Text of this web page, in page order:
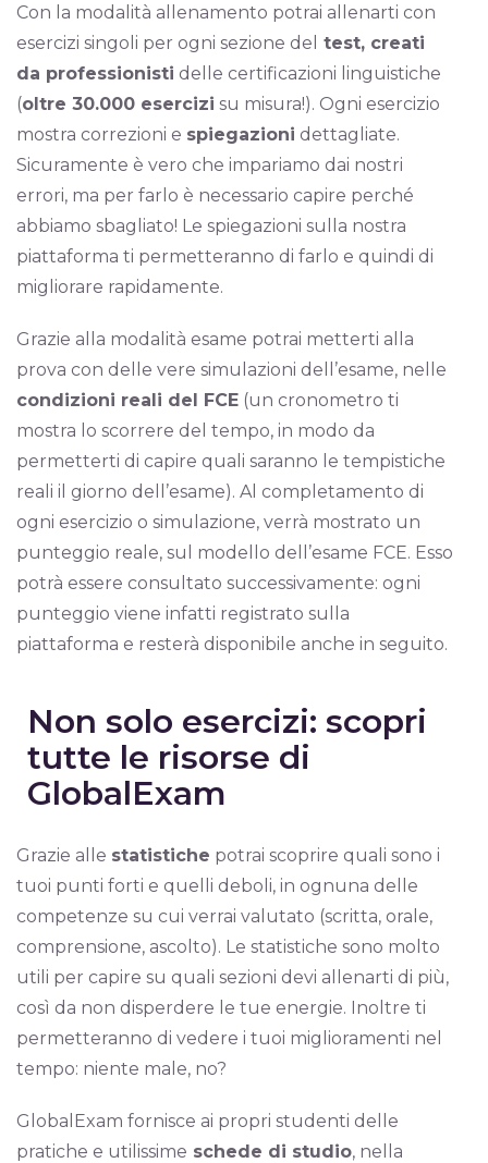
Con la modalità allenamento potrai allenarti con
esercizi singoli per ogni sezione del test, creati
da professionisti delle certificazioni linguistiche
(oltre 30.000 esercizi su misura!). Ogni esercizio
mostra correzioni e spiegazioni dettagliate.
Sicuramente è vero che impariamo dai nostri
errori, ma per farlo è necessario capire perché
abbiamo sbagliato! Le spiegazioni sulla nostra
piattaforma ti permetteranno di farlo e quindi di
migliorare rapidamente.
Grazie alla modalità esame potrai metterti alla
prova con delle vere simulazioni dell’esame, nelle
condizioni reali del FCE(un cronometro ti
mostra lo scorrere del tempo, in modo da
permetterti di capire quali saranno le tempistiche
reali il giorno dell’esame). Al completamento di
ogni esercizio o simulazione, verrà mostrato un
punteggio reale, sul modello dell’esame FCE. Esso
potrà essere consultato successivamente: ogni
punteggio viene infatti registrato sulla
piattaforma e resterà disponibile anche in seguito.
Non solo esercizi: scopri
tutte le risorse di
GlobalExam
Grazie alle statistiche potrai scoprire quali sono i
tuoi punti forti e quelli deboli, in ognuna delle
competenze su cui verrai valutato (scritta, orale,
comprensione, ascolto). Le statistiche sono molto
utili per capire su quali sezioni devi allenarti di più,
così da non disperdere le tue energie. Inoltre ti
permetteranno di vedere i tuoi miglioramenti nel
tempo: niente male, no?
GlobalExam fornisce ai propri studenti delle
pratiche e utilissime schede di studio, nella